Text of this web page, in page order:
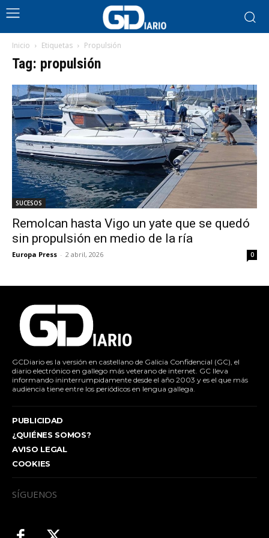
Inicio Etiquetas Propulsión
Tag: propulsión
SUCESOS
Remolcan hasta Vigo un yate que se quedó
sin propulsión en medio de la ría
Europa Press - 2 abril, 2026 0
GCDiario es la versión en castellano de Galicia Confidencial (GC), el
diario electrónico en gallego más veterano de internet. GC lleva
informando ininterrumpidamente desde el año 2003 y es el que más
audiencia tiene entre los periódicos en lengua gallega.
PUBLICIDAD
¿QUIÉNES SOMOS?
AVISO LEGAL
COOKIES
SÍGUENOS